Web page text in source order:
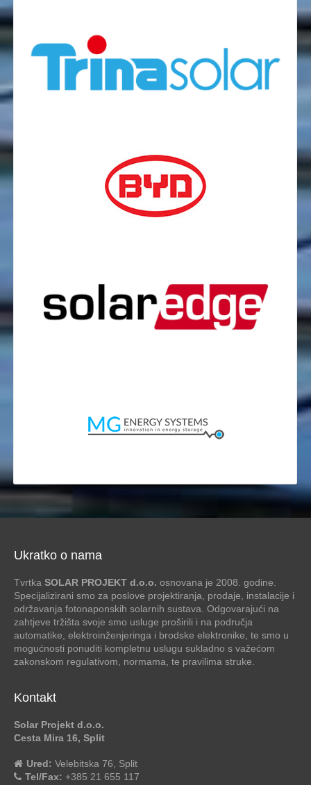
Ukratko o nama
Tvrtka SOLAR PROJEKT d.o.o. osnovana je 2008. godine.
Specijalizirani smo za poslove projektiranja, prodaje, instalacije i
održavanja fotonaponskih solarnih sustava. Odgovarajući na
zahtjeve tržišta svoje smo usluge proširili i na područja
automatike, elektroinženjeringa i brodske elektronike, te smo u
mogućnosti ponuditi kompletnu uslugu sukladno s važećom
zakonskom regulativom, normama, te pravilima struke.
Kontakt
Solar Projekt d.o.o.
Cesta Mira 16, Split
Ured: Velebitska 76, Split
Tel/Fax: +385 21 655 117